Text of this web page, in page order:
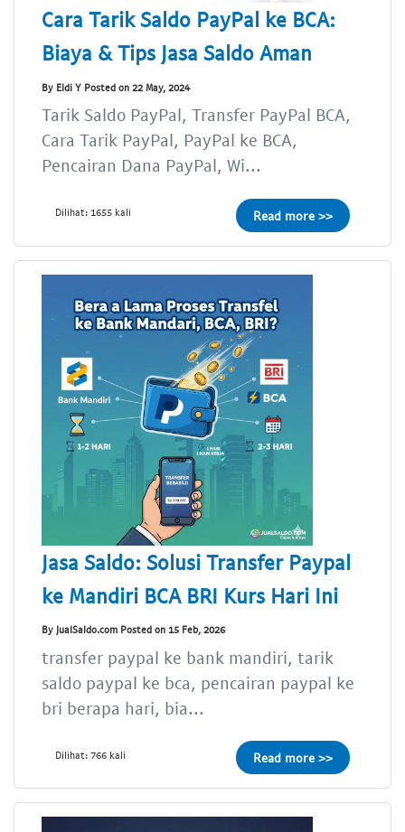
Cara Tarik Saldo PayPal ke BCA:
Biaya & Tips Jasa Saldo Aman
By Eldi Y Posted on 22 May, 2024
Tarik Saldo PayPal, Transfer PayPal BCA,
Cara Tarik PayPal, PayPal ke BCA,
Pencairan Dana PayPal, Wi...
Dilihat: 1655 kali Read more >>
Jasa Saldo: Solusi Transfer Paypal
ke Mandiri BCA BRI Kurs Hari Ini
By JualSaldo.com Posted on 15 Feb, 2026
transfer paypal ke bank mandiri, tarik
saldo paypal ke bca, pencairan paypal ke
bri berapa hari, bia...
Dilihat: 766 kali Read more >>